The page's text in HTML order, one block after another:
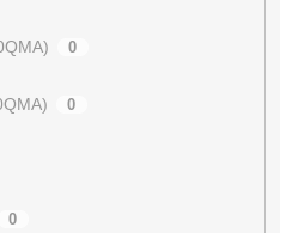
0
0
0